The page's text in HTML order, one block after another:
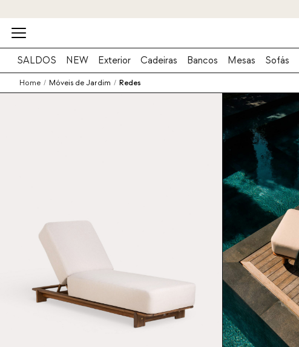
SALDOS NEW Exterior Cadeiras Bancos Mesas Sofás
Home / Móveis de Jardim / Redes